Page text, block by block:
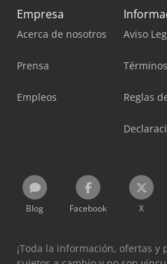
Empresa
Acerca de nosotros
Prensa
Empleos
Aviso
Reglas
Blog Facebook X
¡Toda la información, ofertas y